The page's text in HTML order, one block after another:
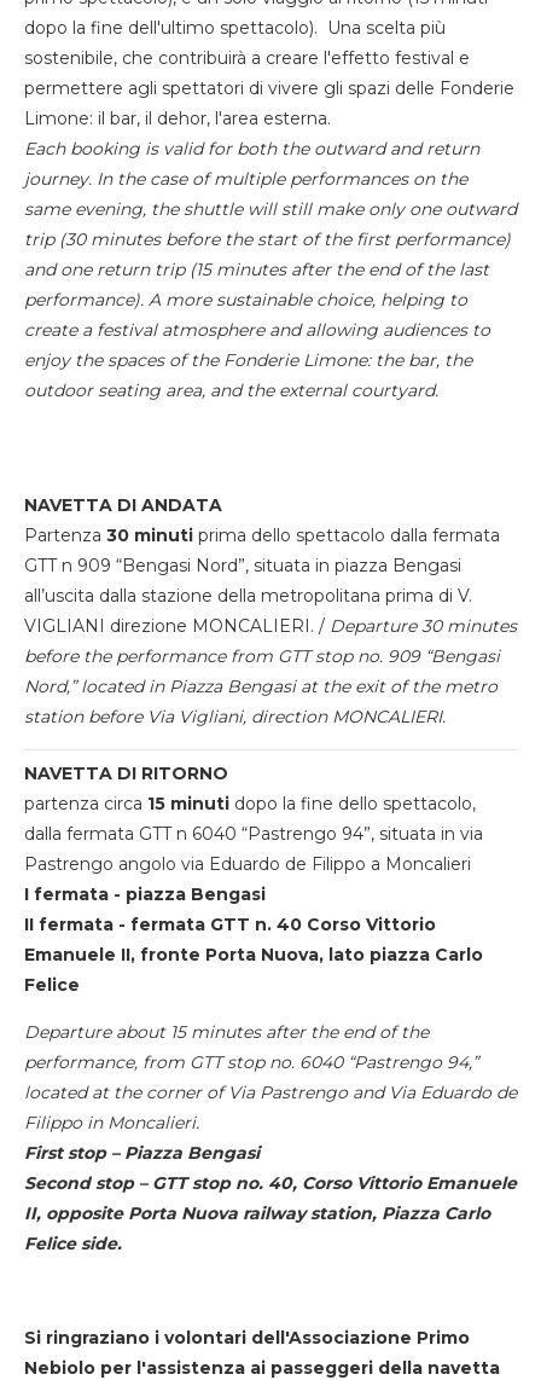
dopo la fine dell'ultimo spettacolo). Una scelta più
sostenibile, che contribuirà a creare l'effetto festival e
permettere agli spettatori di vivere gli spazi delle Fonderie
Limone: il bar, il dehor, l'area esterna.
Each booking is valid for both the outward and return
journey. In the case of multiple performances on the
same evening, the shuttle will still make only one outward
trip (30 minutes before the start of the first performance)
and one return trip (15 minutes after the end of the last
performance). A more sustainable choice, helping to
create a festival atmosphere and allowing audiences to
enjoy the spaces of the Fonderie Limone: the bar, the
outdoor seating area, and the external courtyard.
NAVETTA DI ANDATA
Partenza 30 minuti prima dello spettacolo dalla fermata
GTT n 909 “Bengasi Nord”, situata in piazza Bengasi
all’uscita dalla stazione della metropolitana prima di V.
VIGLIANI direzione MONCALIERI. / Departure 30 minutes
before the performance from GTT stop no. 909 “Bengasi
Nord,” located in Piazza Bengasi at the exit of the metro
station before Via Vigliani, direction MONCALIERI.
NAVETTA DI RITORNO
partenza circa 15 minuti dopo la fine dello spettacolo,
dalla fermata GTT n 6040 “Pastrengo 94”, situata in via
Pastrengo angolo via Eduardo de Filippo a Moncalieri
I fermata - piazza Bengasi
II fermata - fermata GTT n. 40 Corso Vittorio
Emanuele II, fronte Porta Nuova, lato piazza Carlo
Felice
Departure about 15 minutes after the end of the
performance, from GTT stop no. 6040 “Pastrengo 94,”
located at the corner of Via Pastrengo and Via Eduardo de
Filippo in Moncalieri.
First stop – Piazza Bengasi
Second stop – GTT stop no. 40, Corso Vittorio Emanuele
II, opposite Porta Nuova railway station, Piazza Carlo
Felice side.
Si ringraziano i volontari dell'Associazione Primo
Nebiolo per l'assistenza ai passeggeri della navetta